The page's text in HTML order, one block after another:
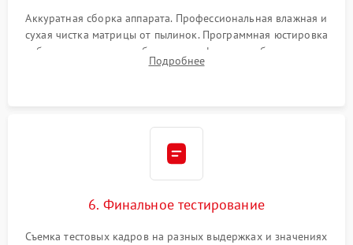
Аккуратная сборка аппарата. Профессиональная влажная и
сухая чистка матрицы от пылинок. Программная юстировка
рабочего отрезка, калибровка автофокуса, стабилизатора и
экспозамера с помощью сервисного ПО.
Подробнее
6. Финальное тестирование
Съемка тестовых кадров на разных выдержках и значениях